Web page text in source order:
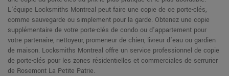
L'équipe Locksmiths Montreal peut faire une copie de ce porte-clés,
comme sauvegarde ou simplement pour la garde. Obtenez une copie
supplémentaire de votre porte-clés de condo ou d'appartement pour
votre partenaire, nettoyeur, promeneur de chien, livreur d'eau ou gardien
de maison. Locksmiths Montreal offre un service professionnel de copie
de porte-clés pour les zones résidentielles et commerciales de serrurier
de Rosemont La Petite Patrie.